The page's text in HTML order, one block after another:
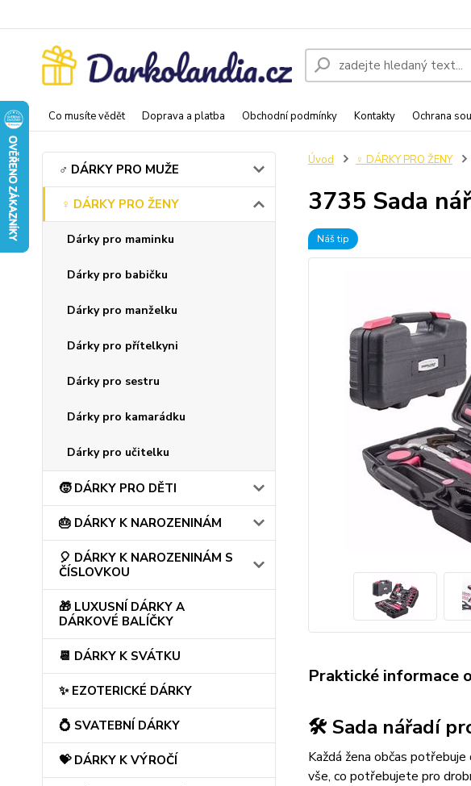
Co musíte vědět Doprava a platba Obchodní podmínky Kontakty Ochrana
♂️ DÁRKY PRO MUŽE
♀️ DÁRKY PRO ŽENY
Dárky pro maminku
Dárky pro babičku
Dárky pro manželku
Dárky pro přítelkyni
Dárky pro sestru
Dárky pro kamarádku
Dárky pro učitelku
🧒 DÁRKY PRO DĚTI
🎂 DÁRKY K NAROZENINÁM
🎈 DÁRKY K NAROZENINÁM S
ČÍSLOVKOU
🎁 LUXUSNÍ DÁRKY A
DÁRKOVÉ BALÍČKY
📆 DÁRKY K SVÁTKU
✨ EZOTERICKÉ DÁRKY
💍 SVATEBNÍ DÁRKY
💝 DÁRKY K VÝROČÍ
Úvod ♀️ DÁRKY PRO ŽENY
3735 Sada
Náš tip
Praktické informace
🛠️ Sada nářadí
Každá žena občas
vše, co potřebujete pro